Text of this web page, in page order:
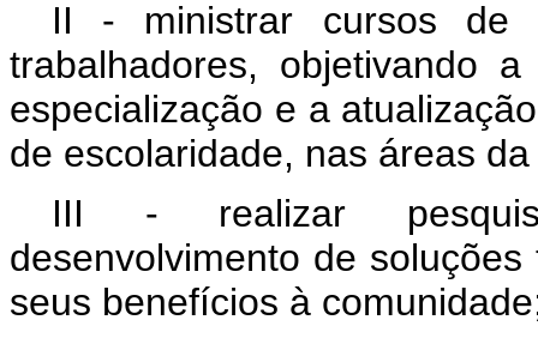
II - ministrar cursos de
trabalhadores, objetivando
especialização e a
de escolaridade, nas áreas
III - realizar
desenvolvimento de
seus benefícios à